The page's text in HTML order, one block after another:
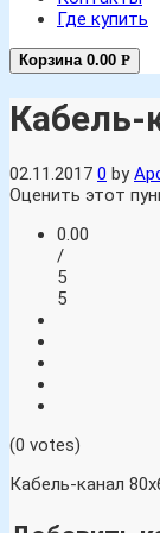
Где купить
Корзина 0.00 Р
Кабель-
02.11.2017 0 by
Оценить этот
0.00
/
5
5
(0 votes)
Кабель-канал